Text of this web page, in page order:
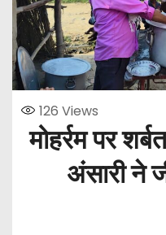
126 Views
मोहर्रम पर
अंसारी ने